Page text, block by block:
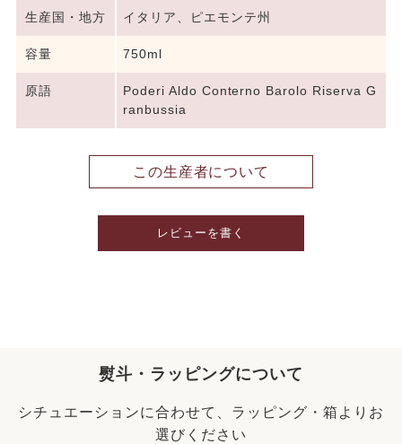
生産国・地方 イタリア、ピエモンテ州
容量 750ml
原語
Poderi Aldo Conterno Barolo Riserva G
ranbussia
この生産者について
レビューを書く
熨斗・ラッピングについて
シチュエーションに合わせて、ラッピング・箱よりお
選びください